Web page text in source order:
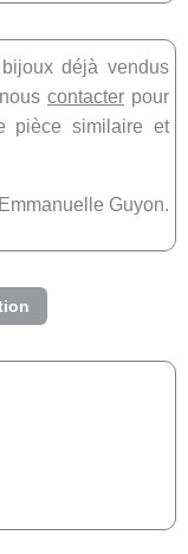
déjà vendus
contacter pour
pièce similaire et
Guyon.